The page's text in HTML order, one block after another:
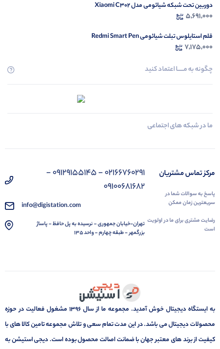
دوربین تحت شبکه شیائومی مدل Xiaomi C302
5,691,000
قلم استایلوس تبلت شیائومی Redmi Smart Pen
7,175,000
چگونه به مــــــا اعتماد کنید
ما در شبکه های اجتماعی
مرکز تماس مشتریان
پاسخ به سوالات شما در
سریعترین زمان ممکن
رضایت مشتری برای ما در اولویت
است
02166760291 - 09129155145 -
09100681682
info@digistation.com
تهران-خیابان جمهوری - نرسیده به پل حافظ - پاساژ
بزرگمهر - طبقه چهارم - واحد 135
به ایستگاه دیجیتال خوش آمدید. مجموعه ما از سال 1396 مشغول فعالیت در حوزه
محصولات دیجیتال می باشد. در این مدت تمام سعی و تلاش مجموعه تامین کالا های با
کیفیت از برند های معتبر جهان با ضمانت اصالت محصول بوده است. دیجی استیشن به